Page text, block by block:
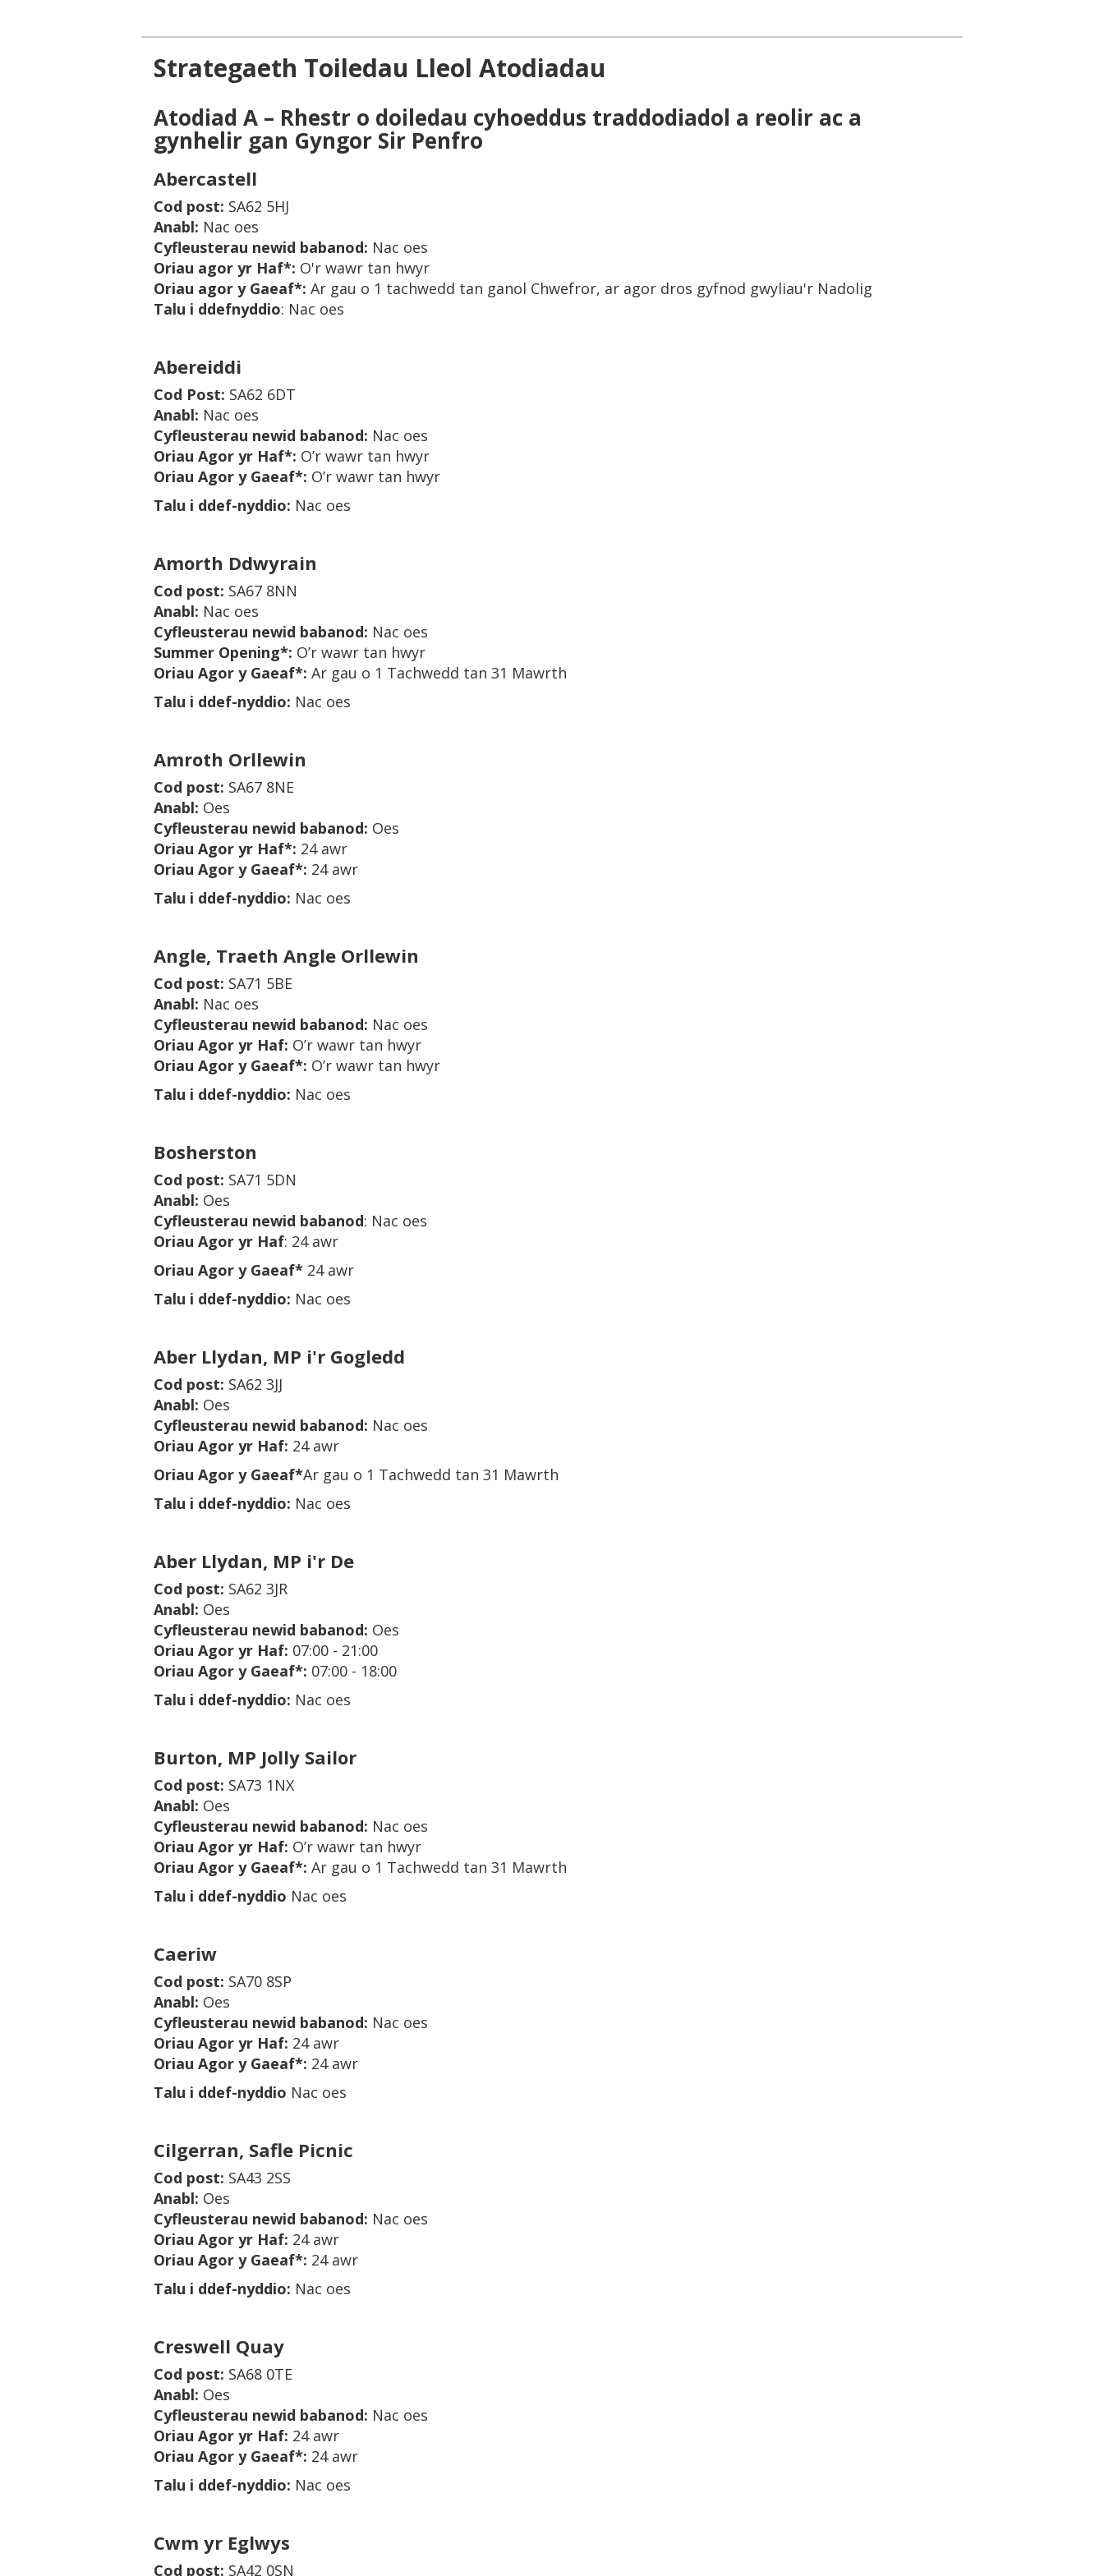
Strategaeth Toiledau Lleol Atodiadau
Atodiad A – Rhestr o doiledau cyhoeddus traddodiadol a reolir ac a
gynhelir gan Gyngor Sir Penfro
Abercastell
Cod post: SA62 5HJ
Anabl: Nac oes
Cyfleusterau newid babanod: Nac oes
Oriau agor yr Haf*: O'r wawr tan hwyr
Oriau agor y Gaeaf*: Ar gau o 1 tachwedd tan ganol Chwefror, ar agor dros gyfnod gwyliau'r Nadolig
Talu i ddefnyddio: Nac oes
Abereiddi
Cod Post: SA62 6DT
Anabl: Nac oes
Cyfleusterau newid babanod: Nac oes
Oriau Agor yr Haf*: O’r wawr tan hwyr
Oriau Agor y Gaeaf*: O’r wawr tan hwyr
Talu i ddef-nyddio: Nac oes
Amorth Ddwyrain
Cod post: SA67 8NN
Anabl: Nac oes
Cyfleusterau newid babanod: Nac oes
Summer Opening*: O’r wawr tan hwyr
Oriau Agor y Gaeaf*: Ar gau o 1 Tachwedd tan 31 Mawrth
Talu i ddef-nyddio: Nac oes
Amroth Orllewin
Cod post: SA67 8NE
Anabl: Oes
Cyfleusterau newid babanod: Oes
Oriau Agor yr Haf*: 24 awr
Oriau Agor y Gaeaf*: 24 awr
Talu i ddef-nyddio: Nac oes
Angle, Traeth Angle Orllewin
Cod post: SA71 5BE
Anabl: Nac oes
Cyfleusterau newid babanod: Nac oes
Oriau Agor yr Haf: O’r wawr tan hwyr
Oriau Agor y Gaeaf*: O’r wawr tan hwyr
Talu i ddef-nyddio: Nac oes
Bosherston
Cod post: SA71 5DN
Anabl: Oes
Cyfleusterau newid babanod: Nac oes
Oriau Agor yr Haf: 24 awr
Oriau Agor y Gaeaf* 24 awr
Talu i ddef-nyddio: Nac oes
Aber Llydan, MP i'r Gogledd
Cod post: SA62 3JJ
Anabl: Oes
Cyfleusterau newid babanod: Nac oes
Oriau Agor yr Haf: 24 awr
Oriau Agor y Gaeaf*Ar gau o 1 Tachwedd tan 31 Mawrth
Talu i ddef-nyddio: Nac oes
Aber Llydan, MP i'r De
Cod post: SA62 3JR
Anabl: Oes
Cyfleusterau newid babanod: Oes
Oriau Agor yr Haf: 07:00 - 21:00
Oriau Agor y Gaeaf*: 07:00 - 18:00
Talu i ddef-nyddio: Nac oes
Burton, MP Jolly Sailor
Cod post: SA73 1NX
Anabl: Oes
Cyfleusterau newid babanod: Nac oes
Oriau Agor yr Haf: O’r wawr tan hwyr
Oriau Agor y Gaeaf*: Ar gau o 1 Tachwedd tan 31 Mawrth
Talu i ddef-nyddio Nac oes
Caeriw
Cod post: SA70 8SP
Anabl: Oes
Cyfleusterau newid babanod: Nac oes
Oriau Agor yr Haf: 24 awr
Oriau Agor y Gaeaf*: 24 awr
Talu i ddef-nyddio Nac oes
Cilgerran, Safle Picnic
Cod post: SA43 2SS
Anabl: Oes
Cyfleusterau newid babanod: Nac oes
Oriau Agor yr Haf: 24 awr
Oriau Agor y Gaeaf*: 24 awr
Talu i ddef-nyddio: Nac oes
Creswell Quay
Cod post: SA68 0TE
Anabl: Oes
Cyfleusterau newid babanod: Nac oes
Oriau Agor yr Haf: 24 awr
Oriau Agor y Gaeaf*: 24 awr
Talu i ddef-nyddio: Nac oes
Cwm yr Eglwys
Cod post: SA42 0SN